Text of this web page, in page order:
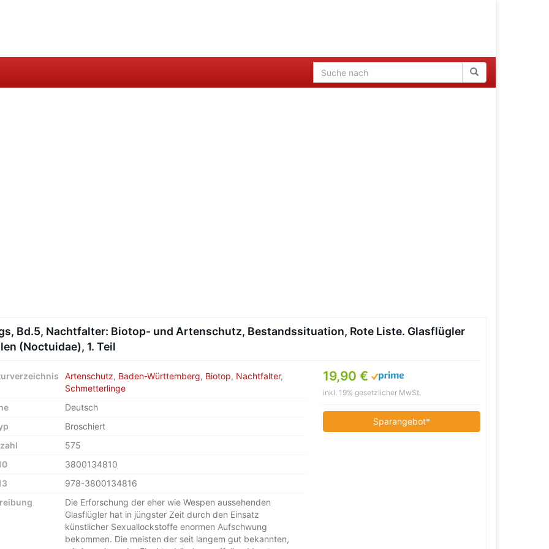
Bd.5, Nachtfalter: Biotop- und Artenschutz, Bestandssituation, Rote Liste. Glasflügler
(Noctuidae), 1. Teil
19,90 €
inkl. 19% gesetzlicher MwSt.
Sparangebot*
Artenschutz, Baden-Württemberg, Biotop, Nachtfalter,
Schmetterlinge
Deutsch
Broschiert
575
3800134810
978-3800134816
Die Erforschung der eher wie Wespen aussehenden
Glasflügler hat in jüngster Zeit durch den Einsatz
künstlicher Sexuallockstoffe enormen Aufschwung
bekommen. Die meisten der seit langem gut bekannten,